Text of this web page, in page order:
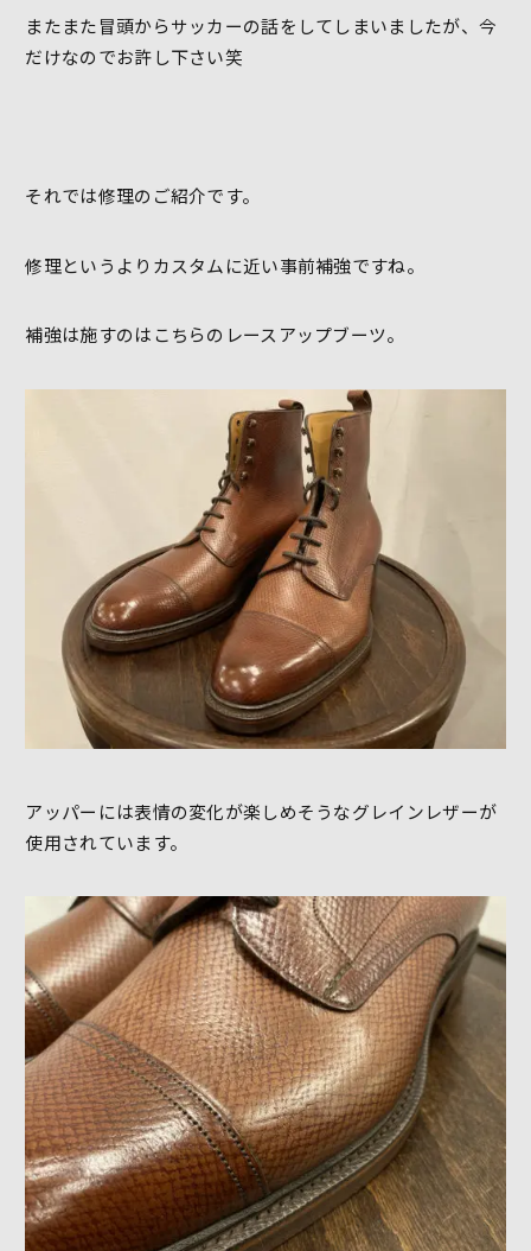
またまた冒頭からサッカーの話をしてしまいましたが、今
だけなのでお許し下さい笑
それでは修理のご紹介です。
修理というよりカスタムに近い事前補強ですね。
補強は施すのはこちらのレースアップブーツ。
アッパーには表情の変化が楽しめそうなグレインレザーが
使用されています。